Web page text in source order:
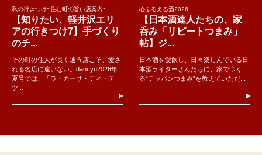
私の行きつけ~住む町の旨い店案内~
【知りたい、軽井沢エリ
アの行きつけ7】手づくり
のチ...
その町の住人が長く通う店こそ、愛さ
れる名店に違いない。dancyu2026年
夏号では、「ラ・カーサ・ディ・テ
ツ...
心ふるえる酒2026
【日本酒達人たちの、家
呑み「リピートつまみ」
帖】ジ...
日本酒を愛飲し、日々楽しんでいる日
本酒ライターさんたちに、家でつく
る“テッパンつまみ”を教えていただ...